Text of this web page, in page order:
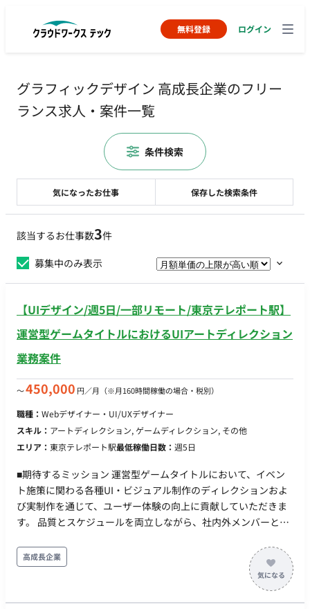
無料登録 ログイン
グラフィックデザイン 高成長企業のフリー
ランス求人・案件一覧
該当するお仕事数3件
募集中のみ表示
【UIデザイン/週5日/一部リモート/東京テレポート駅】
運営型ゲームタイトルにおけるUIアートディレクション
業務案件
〜450,000 円／月 （※月160時間稼働の場合・税別）
職種： Webデザイナー・UI/UXデザイナー
スキル： アートディレクション, ゲームディレクション, その他
エリア： 東京テレポート駅最低稼働日数： 週5日
■期待するミッション 運営型ゲームタイトルにおいて、イベン
ト施策に関わる各種UI・ビジュアル制作のディレクションおよ
び実制作を通じて、ユーザー体験の向上に貢献していただきま
す。 品質とスケジュールを両立しながら、社内外メンバーと連
です。 ■業務内容・担当工程 【イベント施策に関わるデザイン
制作】 ・ロゴデザイン、アイコン制作など各種クリエイティブ
制作 ・UIパーツやビジュアル素材の作成 担当工程：実装・テス
ト 【クオリティコントロール（アートディレクション業務）】
高成長企業
気になったお仕事 保存した検索条件
条件検索